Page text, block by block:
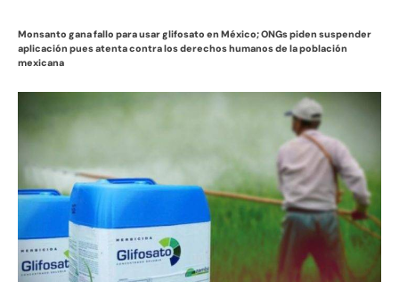
Monsanto gana fallo para usar glifosato en México; ONGs piden suspender
aplicación pues atenta contra los derechos humanos de la población
mexicana